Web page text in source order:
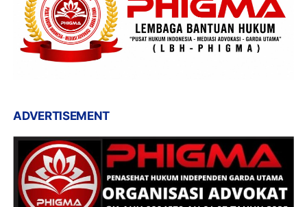
ADVERTISEMENT